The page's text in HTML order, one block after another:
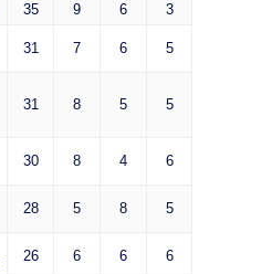
35 9 6 3
31 7 6 5
31 8 5 5
30 8 4 6
28 5 8 5
26 6 6 6